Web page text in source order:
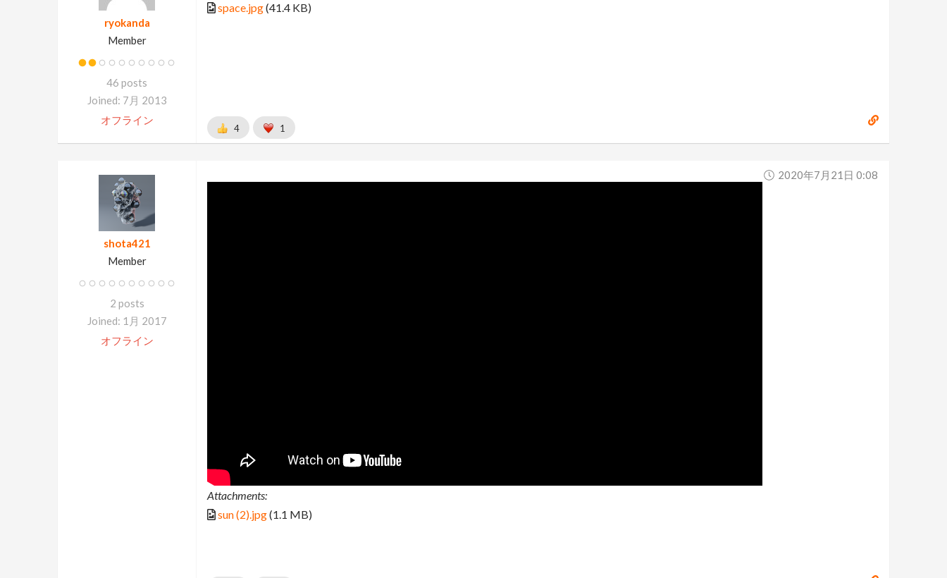
ryokanda
Member
46 posts
Joined: 7月 2013
オフライン
space.jpg(41.4 KB)
4 1
shota421
Member
2 posts
Joined: 1月 2017
オフライン
2020年7月21日 0:08
Attachments:
sun (2).jpg(1.1 MB)